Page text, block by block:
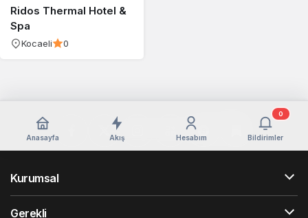
Ridos Thermal Hotel &
Spa
Kocaeli 0
Anasayfa Akış Hesabım Bildirimler
0
Kurumsal
Gerekli